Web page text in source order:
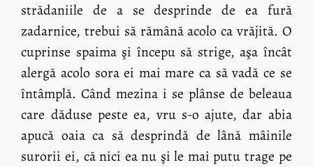
strădaniile de a se desprinde de ea fură
zadarnice, trebui să rămână acolo ca vrăjită. O
cuprinse spaima şi începu să strige, aşa încât
alergă acolo sora ei mai mare ca să vadă ce se
întâmplă. Când mezina i se plânse de beleaua
care dăduse peste ea, vru s-o ajute, dar abia
apucă oaia ca să desprindă de lână mâinile
surorii ei, că nici ea nu şi le mai putu trage pe